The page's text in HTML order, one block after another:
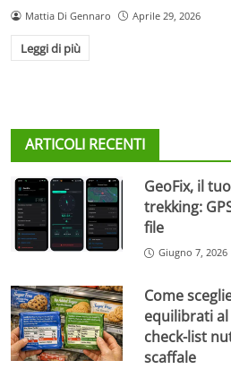
Mattia Di Gennaro Aprile 29, 2026
Leggi di più
ARTICOLI RECENTI
GeoFix, il
trekking:
file
Giugno 7, 2026
Come
equilibrati
check-list
scaffale